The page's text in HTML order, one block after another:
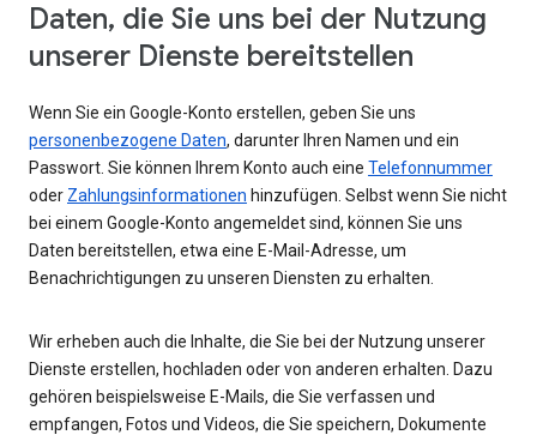
Daten, die Sie uns bei der Nutzung
unserer Dienste bereitstellen
Wenn Sie ein Google-Konto erstellen, geben Sie uns
personenbezogene Daten, darunter Ihren Namen und ein
Passwort. Sie können Ihrem Konto auch eine Telefonnummer
oder Zahlungsinformationen hinzufügen. Selbst wenn Sie nicht
bei einem Google-Konto angemeldet sind, können Sie uns
Daten bereitstellen, etwa eine E-Mail-Adresse, um
Benachrichtigungen zu unseren Diensten zu erhalten.
Wir erheben auch die Inhalte, die Sie bei der Nutzung unserer
Dienste erstellen, hochladen oder von anderen erhalten. Dazu
gehören beispielsweise E-Mails, die Sie verfassen und
empfangen, Fotos und Videos, die Sie speichern, Dokumente